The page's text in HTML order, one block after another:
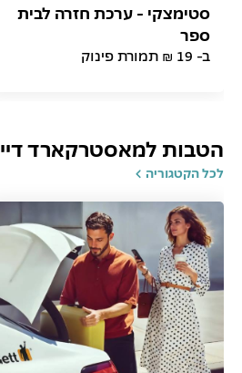
סטימצקי - ערכת חזרה לבית
ספר
ב- 19 ₪ תמורת פינוק
הטבות למאסטרקארד דיי
לכל הקטגוריה